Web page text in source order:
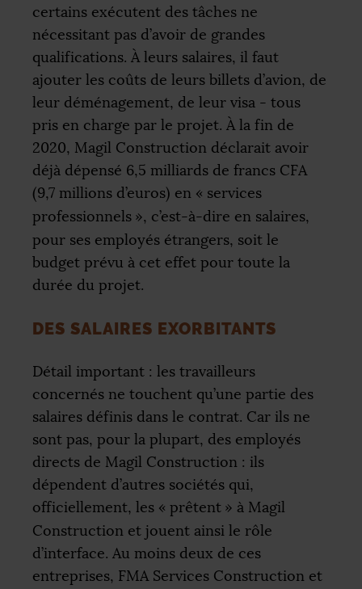
certains exécutent des tâches ne
nécessitant pas d’avoir de grandes
qualifications. À leurs salaires, il faut
ajouter les coûts de leurs billets d’avion, de
leur déménagement, de leur visa - tous
pris en charge par le projet. À la fin de
2020, Magil Construction déclarait avoir
déjà dépensé 6,5 milliards de francs CFA
(9,7 millions d’euros) en « services
professionnels », c’est-à-dire en salaires,
pour ses employés étrangers, soit le
budget prévu à cet effet pour toute la
durée du projet.
DES SALAIRES EXORBITANTS
Détail important : les travailleurs
concernés ne touchent qu’une partie des
salaires définis dans le contrat. Car ils ne
sont pas, pour la plupart, des employés
directs de Magil Construction : ils
dépendent d’autres sociétés qui,
officiellement, les « prêtent » à Magil
Construction et jouent ainsi le rôle
d’interface. Au moins deux de ces
entreprises, FMAServices Construction et